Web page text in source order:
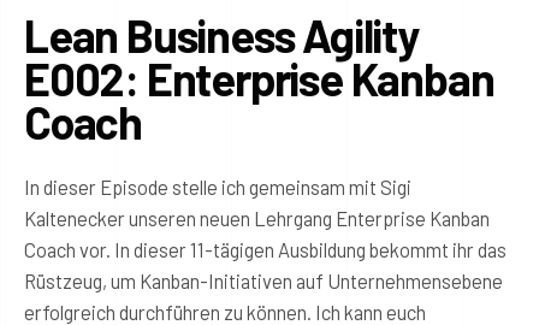
Lean Business Agility
E002: Enterprise Kanban
Coach
In dieser Episode stelle ich gemeinsam mit Sigi
Kaltenecker unseren neuen Lehrgang Enterprise Kanban
Coach vor. In dieser 11-tägigen Ausbildung bekommt ihr das
Rüstzeug, um Kanban-Initiativen auf Unternehmensebene
erfolgreich durchführen zu können. Ich kann euch